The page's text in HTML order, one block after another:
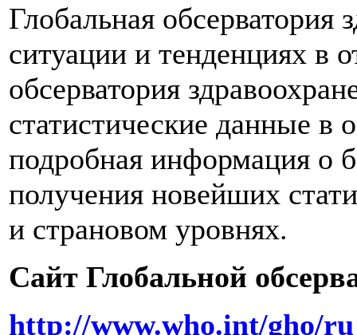
Глобальная
ситуации и тенденциях в
обсерватория
статистические данные в
подробная информация о
получения новейших
и страновом уровнях.
Сайт Глобальной
http://www.who.int/gho/ru